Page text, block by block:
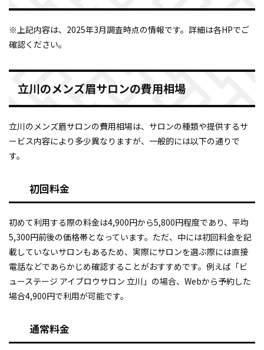
※上記内容は、2025年3月調査時点の情報です。詳細は各HPでご
確認ください。
立川のメンズ眉サロンの費用相場
立川のメンズ眉サロンの費用相場は、サロンの種類や提供するサ
ービス内容により多少異なりますが、一般的には以下の通りで
す。
初回料金
初めて利用する際の料金は4,900円から5,800円程度であり、平均
5,300円前後の価格帯となっています。ただ、中には初回料金を記
載していないサロンもあるため、実際にサロンを選ぶ際には直接
電話などであらかじめ確認することがおすすめです。例えば「ビ
ューステージ アイブロウサロン 立川」の場合、Webから予約した
場合4,900円で利用が可能です。
通常料金